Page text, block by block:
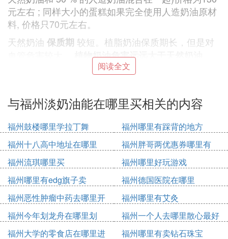
元左右 ; 同样大小的蛋糕如果完全使用人造奶油原材
料, 价格只70元左右。
天然奶油 保质期 较短。植脂奶油保质期长，但是对
植物奶油危害远远大于天然奶油
天然奶油因含有大量的饱和脂肪酸、会增加人体内胆
物奶油。
《巧辩天然奶油和人造奶油》 林岚 中国质量万里行
2013年08期 ISSN：1005-149X
北京一家受欢迎的面包坊，1996-今
进口天然稀奶油、进口干酪、进口扁桃仁片、进口黄
桃、天然乳脂奶油、新鲜鸡蛋
[图片上传失败...(image-133f42-1578811187561)]
从专利公告查看，申请的专利多为2018年申请，
阅读全文
与福州淡奶油能在哪里买相关的内容
福州鼓楼哪里学拉丁舞
福州哪里有踩背的地方
福州十八高中地址在哪里
福州胖哥两优惠券哪里有
福州流琪哪里买
福州哪里好玩游戏
福州哪里有edg旗子卖
福州德国医院在哪里
福州恶性肿瘤中药去哪里开
福州哪里有艾灸
福州今年划龙舟在哪里划
福州一个人去哪里散心最好
福州大学的零食店在哪里进
福州哪里有卖钻石珠宝